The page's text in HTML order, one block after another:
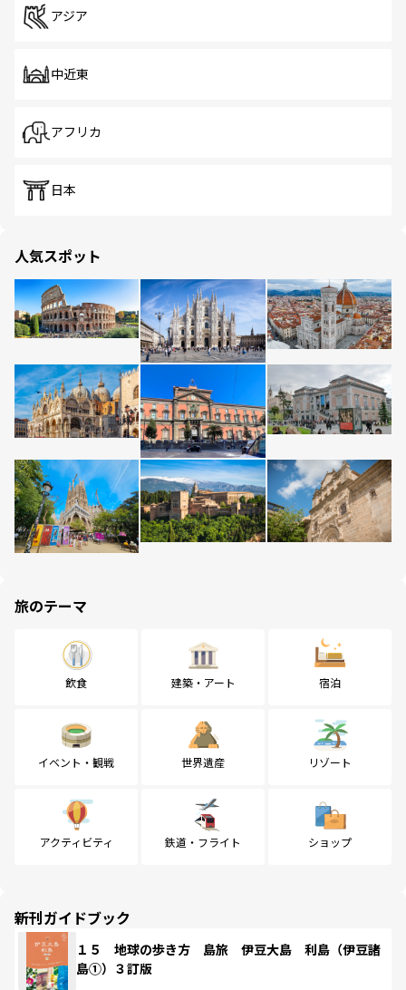
アジア
中近東
アフリカ
日本
人気スポット
旅のテーマ
飲食 建築・アート 宿泊
イベント・観戦 世界遺産 リゾート
アクティビティ 鉄道・フライト ショップ
新刊ガイドブック
１５ 地球の歩き方 島旅 伊豆大島 利島（伊豆諸
島①）３訂版